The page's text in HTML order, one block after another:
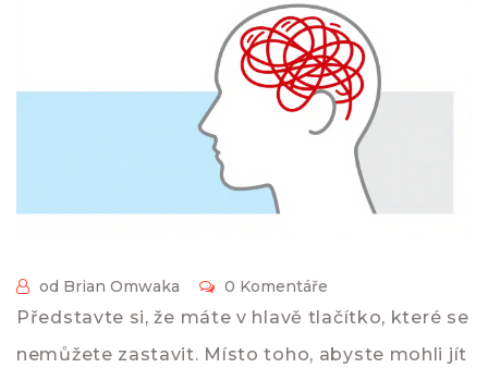
od Brian Omwaka 0 Komentáře
Představte si, že máte v hlavě tlačítko, které se
nemůžete zastavit. Místo toho, abyste mohli jít